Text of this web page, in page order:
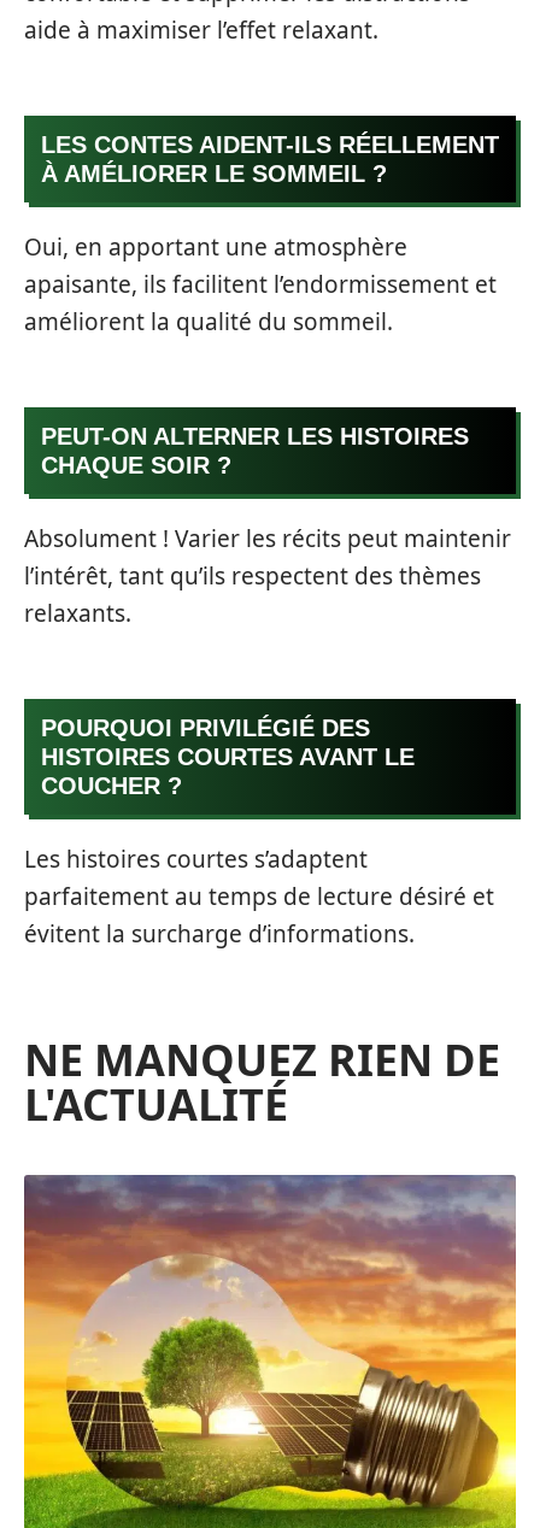
aide à maximiser l’effet relaxant.
LES CONTES AIDENT-ILS RÉELLEMENT
À AMÉLIORER LE SOMMEIL ?
Oui, en apportant une atmosphère
apaisante, ils facilitent l’endormissement et
améliorent la qualité du sommeil.
PEUT-ON ALTERNER LES HISTOIRES
CHAQUE SOIR ?
Absolument ! Varier les récits peut maintenir
l’intérêt, tant qu’ils respectent des thèmes
relaxants.
POURQUOI PRIVILÉGIÉ DES
HISTOIRES COURTES AVANT LE
COUCHER ?
Les histoires courtes s’adaptent
parfaitement au temps de lecture désiré et
évitent la surcharge d’informations.
NE MANQUEZ RIEN DE
L'ACTUALITÉ